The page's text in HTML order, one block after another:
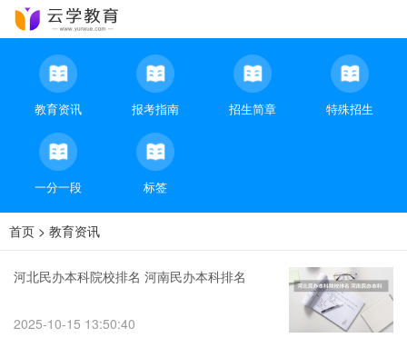
教育资讯 报考指南 招生简章 特殊招生
一分一段 标签
首页 > 教育资讯
河北民办本科院校排名 河南民办本科排名
2025-10-15 13:50:40